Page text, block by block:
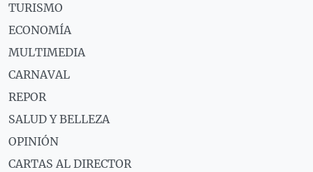
TURISMO
ECONOMÍA
MULTIMEDIA
CARNAVAL
REPOR
SALUD Y BELLEZA
OPINIÓN
CARTAS AL DIRECTOR